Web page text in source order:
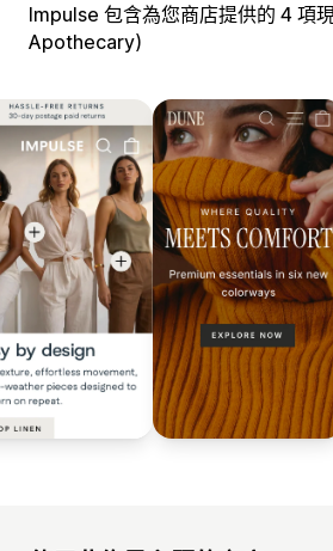
Impulse 包含為您商店提供的 4 項
Apothecary)